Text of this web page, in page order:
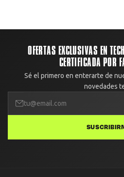
OFERTAS EXCLUSIVAS EN
CERTIFICADA POR
Sé el primero en enterarte de
novedades